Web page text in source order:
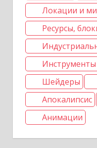
Локации и
Ресурсы,
Инструменты
Шейдеры
Апокалипсис
Анимации